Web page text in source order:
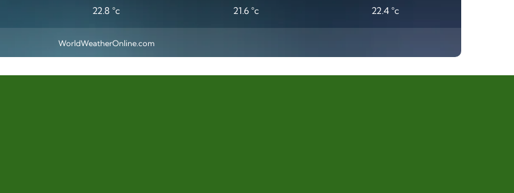
22.8 °c 21.6°c 22.4 °c
WorldWeatherOnline.com